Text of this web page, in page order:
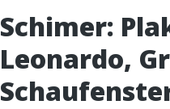
Schimer:
Leonardo,